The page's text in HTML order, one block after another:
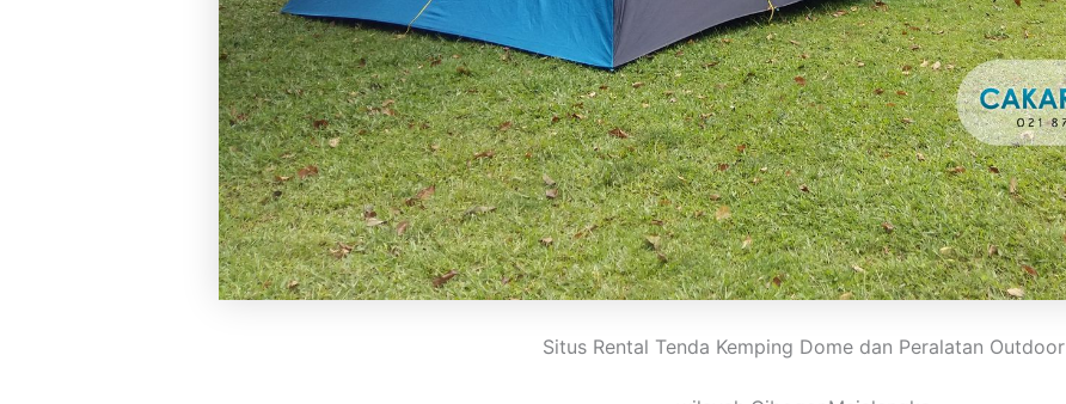
Situs Rental Tenda Kemping Dome dan Peralatan Outdoor